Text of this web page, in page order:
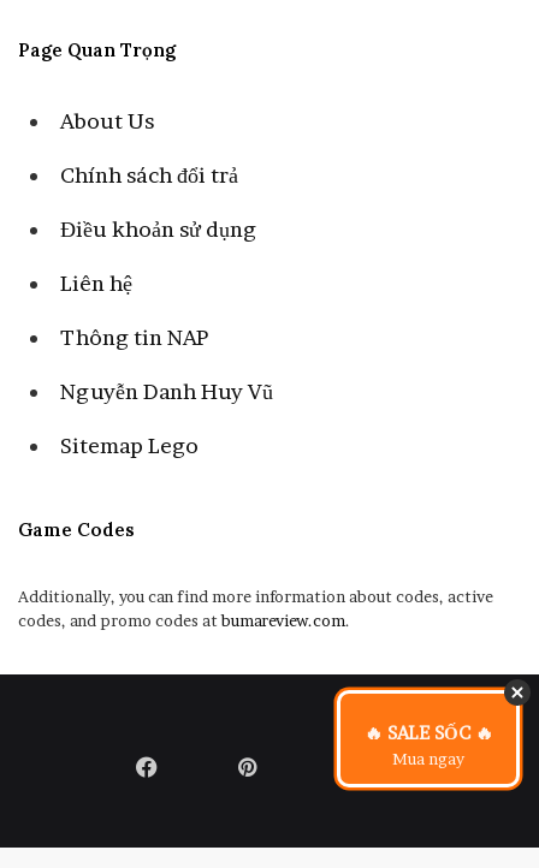
Page Quan Trọng
About Us
Chính sách đổi trả
Điều khoản sử dụng
Liên hệ
Thông tin NAP
Nguyễn Danh Huy Vũ
Sitemap Lego
Game Codes
Additionally, you can find more information about codes, active
codes, and promo codes atbumareview.com.
FacebookPinterest LinkedIn Flickr
🔥 SALE SỐC 🔥
Mua ngay